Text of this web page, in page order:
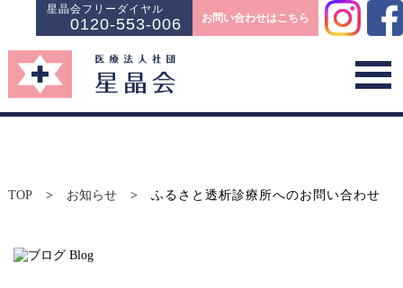
星晶会フリーダイヤル
0120-553-006 お問い合わせはこちら
TOP > お知らせ > ふるさと透析診療所へのお問い合わせ